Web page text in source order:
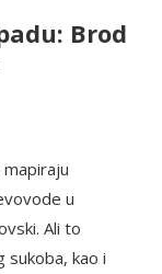
Brod
u
Ali to
sukoba, kao i